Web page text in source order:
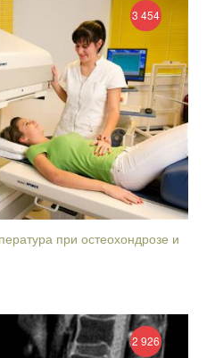
при остеохондрозе и
3 454
2 926